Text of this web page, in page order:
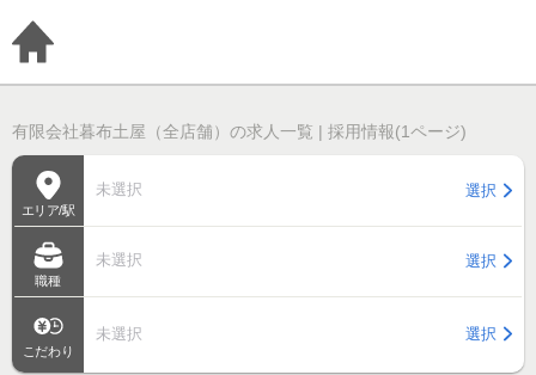
有限会社暮布土屋（全店舗）の求人一覧 | 採用情報(1ページ)
エリア/駅
未選択 選択
職種
未選択 選択
こだわり
未選択 選択